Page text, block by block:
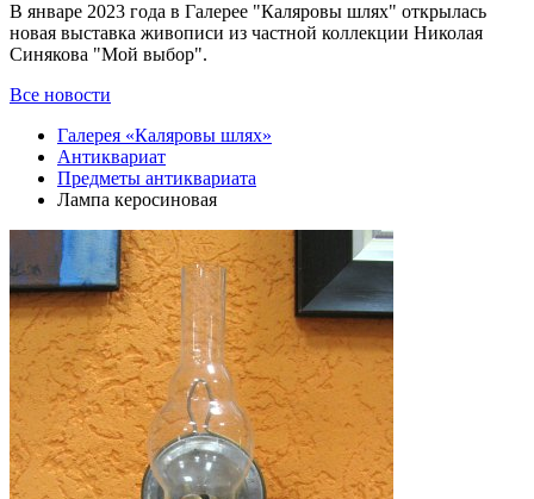
В январе 2023 года в Галерее "Каляровы шлях" открылась
новая выставка живописи из частной коллекции Николая
Синякова "Мой выбор".
Все новости
Галерея «Каляровы шлях»
Антиквариат
Предметы антиквариата
Лампа керосиновая